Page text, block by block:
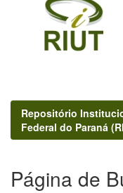
Repositório
Federal do Paraná
Página de